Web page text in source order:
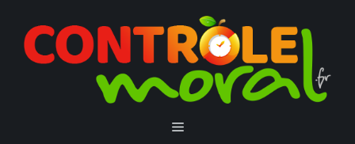
contenu
Menu